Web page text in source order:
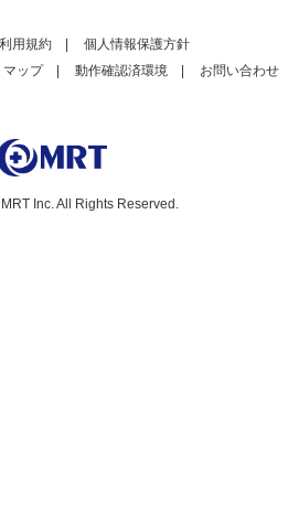
利用規約
個人情報保護方針
マップ| 動作確認済環境| お問い合わせ
Inc. All Rights Reserved.